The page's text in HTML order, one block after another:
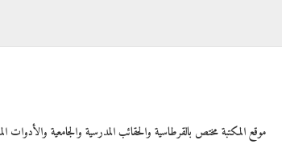
موقع المكتبة مختص بالقرطاسية والحقائب المدرسية والجامعية والأدوات